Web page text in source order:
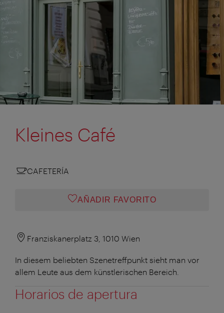
Kleines Café
CAFETERÍA
AÑADIR FAVORITO
Franziskanerplatz 3, 1010 Wien
In diesem beliebten Szenetreffpunkt sieht man vor
allem Leute aus dem künstlerischen Bereich.
Horarios de apertura